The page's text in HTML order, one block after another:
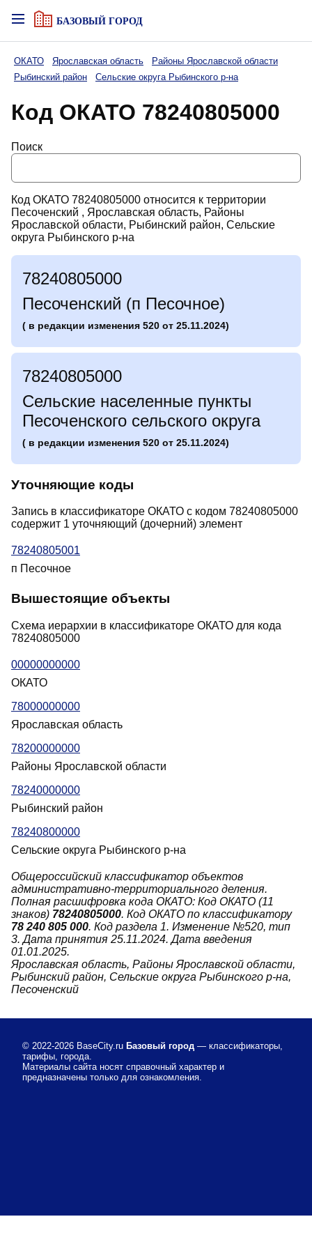
БАЗОВЫЙ ГОРОД
ОКАТО Ярославская область
Районы Ярославской области
Рыбинский район
Сельские округа Рыбинского р-на
Код ОКАТО 78240805000
Поиск
Код ОКАТО 78240805000 относится к территории
Песоченский , Ярославская область, Районы
Ярославской области, Рыбинский район, Сельские
округа Рыбинского р-на
78240805000
Песоченский (п Песочное)
( в редакции изменения 520 от 25.11.2024)
78240805000
Сельские населенные пункты
Песоченского сельского округа
( в редакции изменения 520 от 25.11.2024)
Уточняющие коды
Запись в классификаторе ОКАТО с кодом 78240805000
содержит 1 уточняющий (дочерний) элемент
78240805001
п Песочное
Вышестоящие объекты
Схема иерархии в классификаторе ОКАТО для кода
78240805000
00000000000
ОКАТО
78000000000
Ярославская область
78200000000
Районы Ярославской области
78240000000
Рыбинский район
78240800000
Сельские округа Рыбинского р-на
Общероссийский классификатор объектов
административно-территориального деления.
Полная расшифровка кода ОКАТО: Код ОКАТО (11
знаков) 78240805000. Код ОКАТО по классификатору
78 240 805 000. Код раздела 1. Изменение №520, тип
3. Дата принятия 25.11.2024. Дата введения
01.01.2025.
Ярославская область, Районы Ярославской области,
Рыбинский район, Сельские округа Рыбинского р-на,
Песоченский
© 2022-2026 BaseCity.ru Базовый город — классификаторы,
тарифы, города.
Материалы сайта носят справочный характер и
предназначены только для ознакомления.